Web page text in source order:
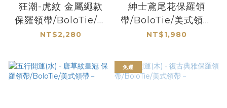
狂潮-虎紋 金屬繩款
保羅領帶/BoloTie/美
式領帶－
NT$2,280
紳士鳶尾花保羅領
帶/BoloTie/美式領帶
－
NT$1,980
免運